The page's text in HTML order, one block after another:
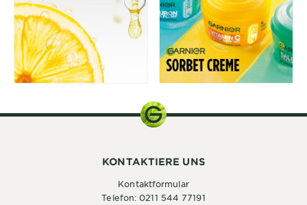
KONTAKTIERE UNS
Kontaktformular
Telefon: 0211 544 77191